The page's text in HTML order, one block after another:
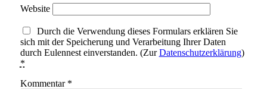
Website
Durch die Verwendung dieses Formulars erklären Sie
sich mit der Speicherung und Verarbeitung Ihrer Daten
durch Eulennest einverstanden. (ZurDatenschutzerklärung)
*
Kommentar *